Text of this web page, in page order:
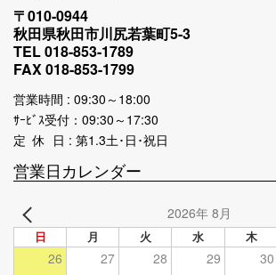
〒010-0944
秋田県秋田市川尻若葉町5-3
TEL 018-853-1789
FAX 018-853-1799
営業時間 : 09:30～18:00
ｻｰﾋﾞｽ受付：09:30～17:30
定 休 日 : 第1.3土･日･祝日
営業日カレンダー
2026年 8月
日 月 火 水 木
26 27 28 29 30